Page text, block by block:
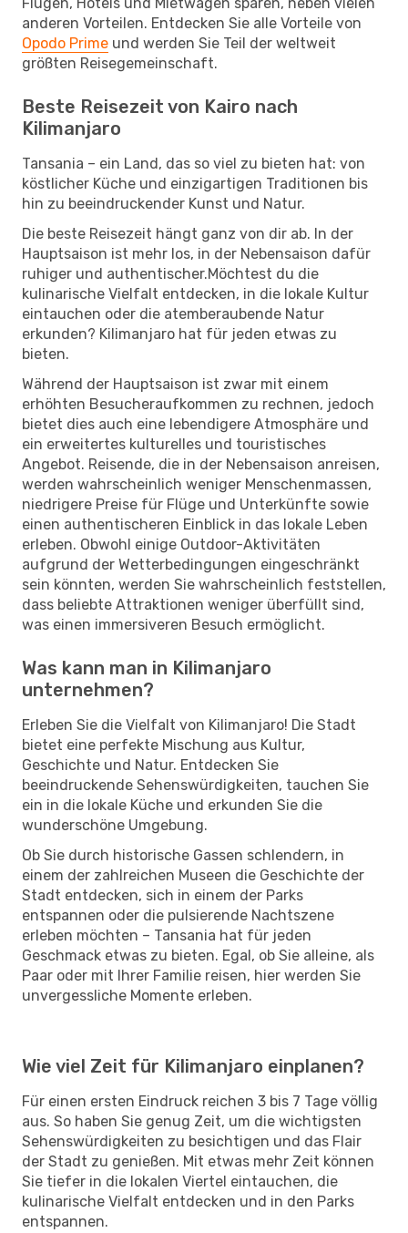
anderen Vorteilen. Entdecken Sie alle Vorteile von
Opodo Prime und werden Sie Teil der weltweit
größten Reisegemeinschaft.
Beste Reisezeit von Kairo nach
Kilimanjaro
Tansania – ein Land, das so viel zu bieten hat: von
köstlicher Küche und einzigartigen Traditionen bis
hin zu beeindruckender Kunst und Natur.
Die beste Reisezeit hängt ganz von dir ab. In der
Hauptsaison ist mehr los, in der Nebensaison dafür
ruhiger und authentischer.Möchtest du die
kulinarische Vielfalt entdecken, in die lokale Kultur
eintauchen oder die atemberaubende Natur
erkunden? Kilimanjaro hat für jeden etwas zu
bieten.
Während der Hauptsaison ist zwar mit einem
erhöhten Besucheraufkommen zu rechnen, jedoch
bietet dies auch eine lebendigere Atmosphäre und
ein erweitertes kulturelles und touristisches
Angebot. Reisende, die in der Nebensaison anreisen,
werden wahrscheinlich weniger Menschenmassen,
niedrigere Preise für Flüge und Unterkünfte sowie
einen authentischeren Einblick in das lokale Leben
erleben. Obwohl einige Outdoor-Aktivitäten
aufgrund der Wetterbedingungen eingeschränkt
sein könnten, werden Sie wahrscheinlich feststellen,
dass beliebte Attraktionen weniger überfüllt sind,
was einen immersiveren Besuch ermöglicht.
Was kann man in Kilimanjaro
unternehmen?
Erleben Sie die Vielfalt von Kilimanjaro! Die Stadt
bietet eine perfekte Mischung aus Kultur,
Geschichte und Natur. Entdecken Sie
beeindruckende Sehenswürdigkeiten, tauchen Sie
ein in die lokale Küche und erkunden Sie die
wunderschöne Umgebung.
Ob Sie durch historische Gassen schlendern, in
einem der zahlreichen Museen die Geschichte der
Stadt entdecken, sich in einem der Parks
entspannen oder die pulsierende Nachtszene
erleben möchten – Tansania hat für jeden
Geschmack etwas zu bieten. Egal, ob Sie alleine, als
Paar oder mit Ihrer Familie reisen, hier werden Sie
unvergessliche Momente erleben.
Wie viel Zeit für Kilimanjaro einplanen?
Für einen ersten Eindruck reichen 3 bis 7 Tage völlig
aus. So haben Sie genug Zeit, um die wichtigsten
Sehenswürdigkeiten zu besichtigen und das Flair
der Stadt zu genießen. Mit etwas mehr Zeit können
Sie tiefer in die lokalen Viertel eintauchen, die
kulinarische Vielfalt entdecken und in den Parks
entspannen.